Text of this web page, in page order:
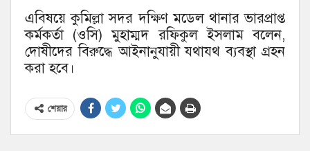
এবিষয়ে কুমিল্লা সদর দক্ষিণ মডেল থানার ভারপ্রাপ্ত
কর্মকর্তা (ওসি) মুহাম্মদ রফিকুল ইসলাম বলেন,
দোষীদের বিরুদ্ধে আইনানুযায়ী যথাযথ ব্যবস্থা গ্রহন
করা হবে।
শেয়ার